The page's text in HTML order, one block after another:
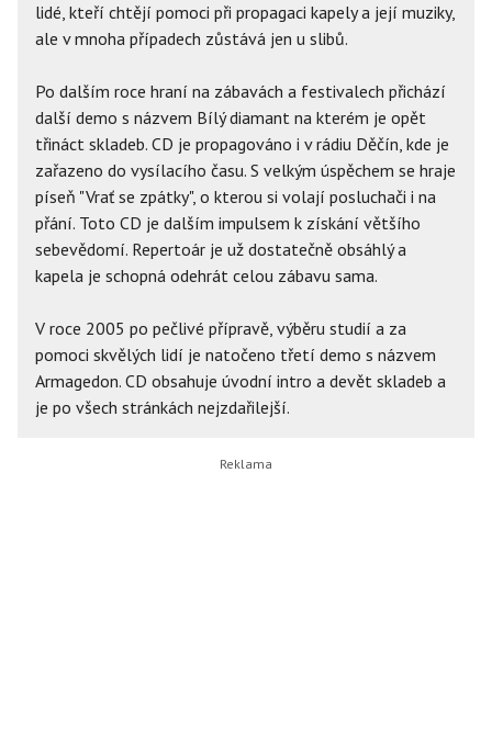
lidé, kteří chtějí pomoci při propagaci kapely a její muziky,
ale v mnoha případech zůstává jen u slibů.
Po dalším roce hraní na zábavách a festivalech přichází
další demo s názvem Bílý diamant na kterém je opět
třináct skladeb. CD je propagováno i v rádiu Děčín, kde je
zařazeno do vysílacího času. S velkým úspěchem se hraje
píseň "Vrať se zpátky", o kterou si volají posluchači i na
přání. Toto CD je dalším impulsem k získání většího
sebevědomí. Repertoár je už dostatečně obsáhlý a
kapela je schopná odehrát celou zábavu sama.
V roce 2005 po pečlivé přípravě, výběru studií a za
pomoci skvělých lidí je natočeno třetí demo s názvem
Armagedon. CD obsahuje úvodní intro a devět skladeb a
je po všech stránkách nejzdařilejší.